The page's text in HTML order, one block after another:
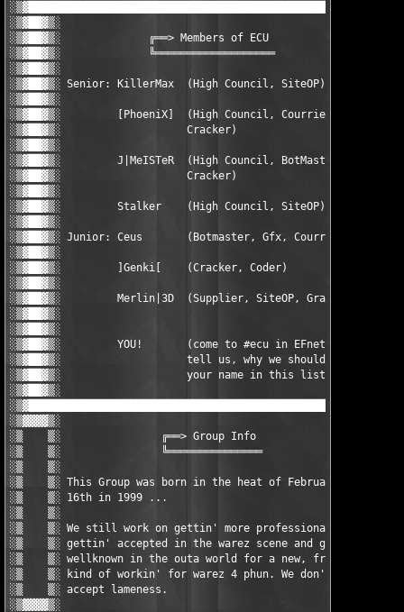
░▒▓██▓▒░
░▒▓██▓▒░              ╔══> Members of ECU               ░▒
░▒▓██▓▒░              ╚═══════════════════              ░▒
░▒▓██▓▒░                                                ░▒
░▒▓██▓▒░ Senior: KillerMax  (High Council, SiteOP)      ░▒
░▒▓██▓▒░                                                ░▒
░▒▓██▓▒░         [PhoeniX]  (High Council, Courrier,    ░▒
░▒▓██▓▒░                    Cracker)                    ░▒
░▒▓██▓▒░                                                ░▒
░▒▓██▓▒░         J|MeISTeR  (High Council, BotMaster,   ░▒
░▒▓██▓▒░                    Cracker)                    ░▒
░▒▓██▓▒░                                                ░▒
░▒▓██▓▒░         Stalker    (High Council, SiteOP)      ░▒
░▒▓██▓▒░                                                ░▒
░▒▓██▓▒░ Junior: Ceus       (Botmaster, Gfx, Courrier)  ░▒
░▒▓██▓▒░                                                ░▒
░▒▓██▓▒░         ]Genki[    (Cracker, Coder)            ░▒
░▒▓██▓▒░                                                ░▒
░▒▓██▓▒░         Merlin|3D  (Supplier, SiteOP, Grafix)  ░▒
░▒▓██▓▒░                                                ░▒
░▒▓██▓▒░                                                ░▒
░▒▓██▓▒░         YOU!       (come to #ecu in EFnet and  ░▒
░▒▓██▓▒░                    tell us, why we should write░▒
░▒▓██▓▒░                    your name in this list)     ░▒
░▒▓██▓▒░
░▒▓▓▓▓▒░
░▒    ▒░                ╔══> Group Info
░▒    ▒░                ╚═══════════════
░▒    ▒░
░▒    ▒░ This Group was born in the heat of February
░▒    ▒░ 16th in 1999 ...
░▒    ▒░
░▒    ▒░ We still work on gettin' more professional,
░▒    ▒░ gettin' accepted in the warez scene and gettin
░▒    ▒░ wellknown in the outa world for a new, fresh
░▒    ▒░ kind of workin' for warez 4 phun. We don't
░▒    ▒░ accept lameness.
░▒▓▓▓▓▒░